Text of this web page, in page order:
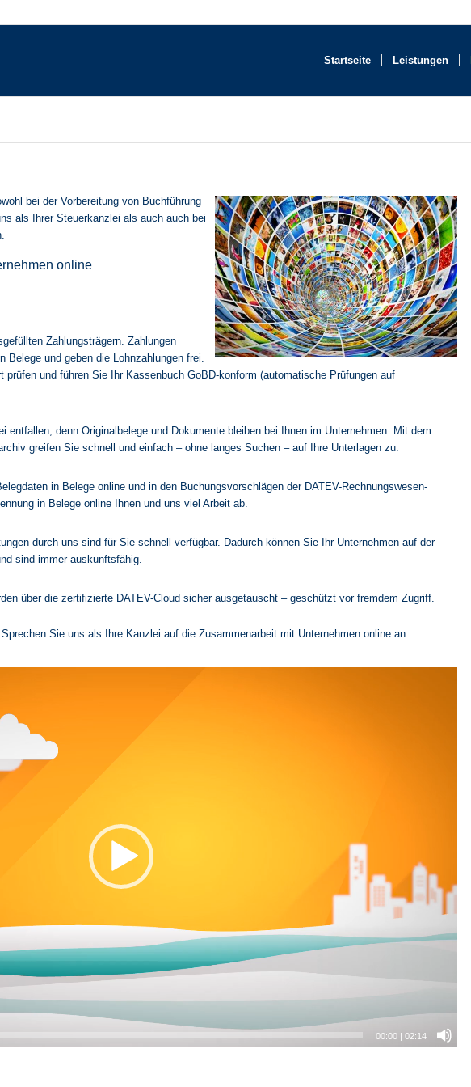
Startseite Leistungen
bei der Vorbereitung von Buchführung
als Ihrer Steuerkanzlei als auch auch bei
online
Zahlungsträgern. Zahlungen
und geben die Lohnzahlungen frei.
prüfen und führen Sie Ihr Kassenbuch GoBD-konform (automatische Prüfungen auf
entfallen, denn Originalbelege und Dokumente bleiben bei Ihnen im Unternehmen. Mit dem
greifen Sie schnell und einfach – ohne langes Suchen – auf Ihre Unterlagen zu.
in Belege online und in den Buchungsvorschlägen der DATEV-Rechnungswesen-
in Belege online Ihnen und uns viel Arbeit ab.
durch uns sind für Sie schnell verfügbar. Dadurch können Sie Ihr Unternehmen auf der
sind immer auskunftsfähig.
über die zertifizierte DATEV-Cloud sicher ausgetauscht – geschützt vor fremdem Zugriff.
Sie uns als Ihre Kanzlei auf die Zusammenarbeit mit Unternehmen online an.
00:00 |02:14